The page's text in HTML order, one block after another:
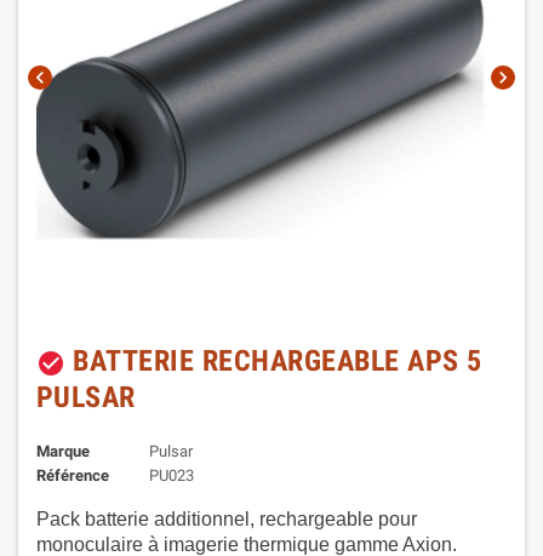
chevron_left chevron_right
check_circle BATTERIE RECHARGEABLE APS 5
PULSAR
Marque
Pulsar
Référence
PU023
Pack batterie additionnel, rechargeable pour
monoculaire à imagerie thermique gamme Axion.